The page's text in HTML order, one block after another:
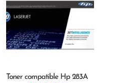
Toner compatible Hp 283A